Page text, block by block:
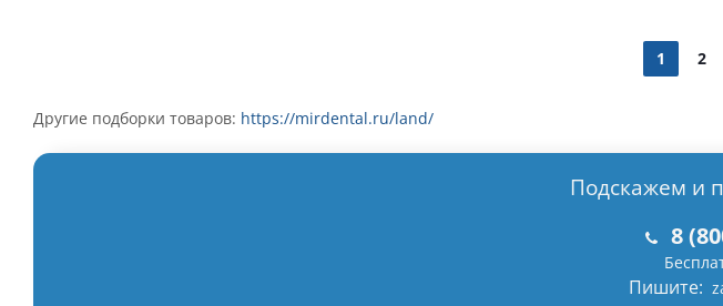
1 2
Другие подборки товаров: https://mirdental.ru/land/
Подскажем и
8
Пишите: